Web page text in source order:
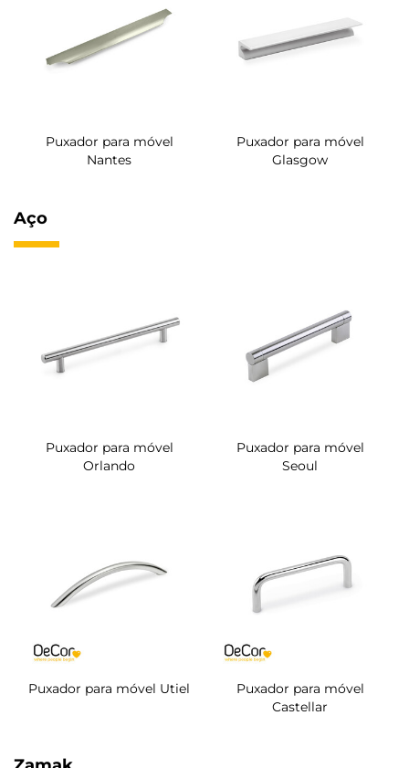
Puxador para móvel
Nantes
Puxador para móvel
Glasgow
Aço
Puxador para móvel
Orlando
Puxador para móvel
Seoul
Puxador para móvel Utiel
Puxador para móvel
Castellar